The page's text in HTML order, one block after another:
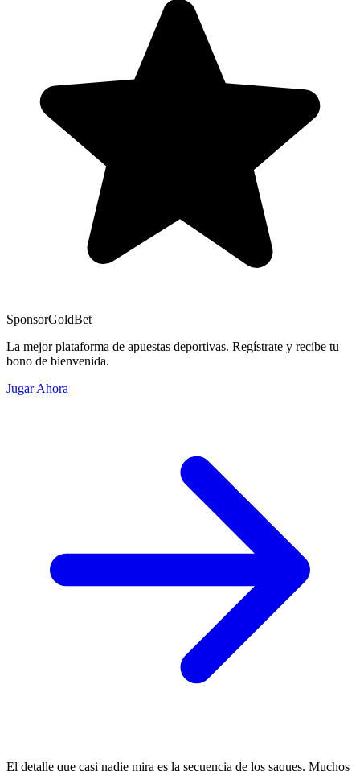
SponsorGoldBet
La mejor plataforma de apuestas deportivas. Regístrate y recibe tu
bono de bienvenida.
Jugar Ahora
El detalle que casi nadie mira es la secuencia de los saques. Muchos